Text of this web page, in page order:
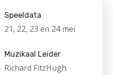
Speeldata
21, 22, 23 en 24 mei
Muzikaal Leider
Richard FitzHugh